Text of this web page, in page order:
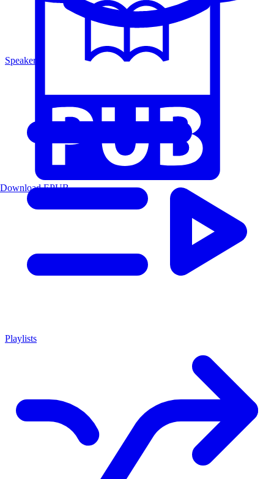
Speakers
Playlists
Download EPUB